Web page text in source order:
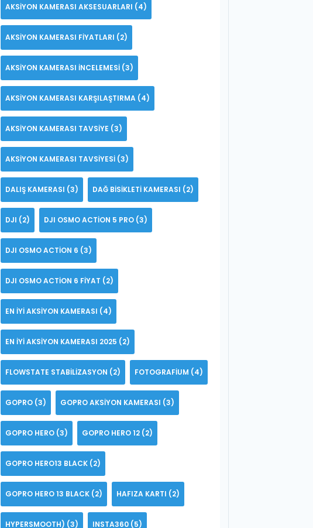
AKSIYON KAMERASI AKSESUARLARI (4)
AKSIYON KAMERASI FIYATLARI (2)
AKSIYON KAMERASI INCELEMESI (3)
AKSIYON KAMERASI KARŞILAŞTIRMA (4)
AKSIYON KAMERASI TAVSIYE (3)
AKSIYON KAMERASI TAVSIYESI (3)
DALIŞ KAMERASI (3) DAĞ BISIKLETI KAMERASI (2)
DJI (2) DJI OSMO ACTION 5 PRO (3)
DJI OSMO ACTION 6 (3)
DJI OSMO ACTION 6 FIYAT (2)
EN IYI AKSIYON KAMERASI (4)
EN IYI AKSIYON KAMERASI 2025 (2)
FLOWSTATE STABILIZASYON (2) FOTOGRAFIUM (4)
GOPRO (3) GOPRO AKSIYON KAMERASI (3)
GOPRO HERO (3) GOPRO HERO 12 (2)
GOPRO HERO13 BLACK (2)
GOPRO HERO 13 BLACK (2) HAFIZA KARTI (2)
HYPERSMOOTH) (3) INSTA360 (5)